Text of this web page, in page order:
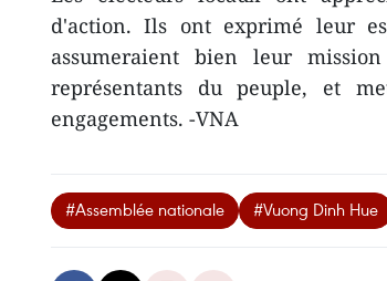
d'action. Ils ont exprimé leur
assumeraient bien leur
représentants du peuple, et
engagements. -VNA
#Assemblée nationale #Vuong Dinh Hue